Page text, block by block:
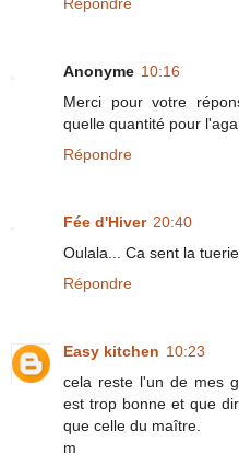
Anonyme 10:16
Merci pour votre
quelle quantité pour
Répondre
Fée d'Hiver 20:40
Oulala... Ca sent la
Répondre
Easy kitchen 10:23
cela reste l'un de mes
est trop bonne et que
que celle du maître.
m